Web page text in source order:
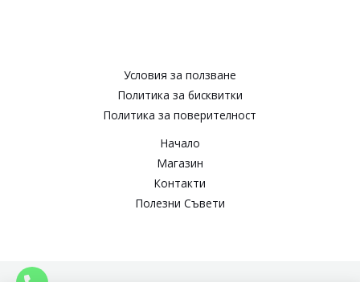
Условия за ползване​
Политика за бисквитки​
Политика за поверителност​
Начало
Магазин
Контакти
Полезни Съвети